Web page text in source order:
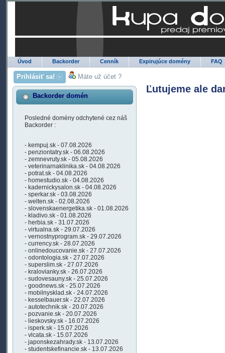
Úvod Backorder Cenník Expirujúce domény FAQ
Prihlásiť sa! Máte už účet ?
Backorder domén
Posledné domény odchytené cez náš
Backorder :
- kempuj.sk - 07.08.2026
- penziontatry.sk - 06.08.2026
- zemnevruty.sk - 05.08.2026
- veterinarnaklinika.sk - 04.08.2026
- potrat.sk - 04.08.2026
- homestudio.sk - 04.08.2026
- kadernickysalon.sk - 04.08.2026
- sperkar.sk - 03.08.2026
- welten.sk - 02.08.2026
- slovenskaenergetika.sk - 01.08.2026
- kladivo.sk - 01.08.2026
- herbia.sk - 31.07.2026
- virtualna.sk - 29.07.2026
- vernostnyprogram.sk - 29.07.2026
- currency.sk - 28.07.2026
- onlinedoucovanie.sk - 27.07.2026
- odontologia.sk - 27.07.2026
- superslim.sk - 27.07.2026
- kralovianky.sk - 26.07.2026
- sudovesauny.sk - 25.07.2026
- goodnews.sk - 25.07.2026
- mobilnysklad.sk - 24.07.2026
- kesselbauer.sk - 22.07.2026
- autotechnik.sk - 20.07.2026
- pozvanie.sk - 20.07.2026
- lieskovsky.sk - 16.07.2026
- isperk.sk - 15.07.2026
- vlcata.sk - 15.07.2026
- japonskezahrady.sk - 13.07.2026
- studentskefinancie.sk - 13.07.2026
Ľutujeme ale